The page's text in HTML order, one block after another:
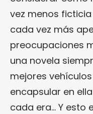
vez menos
cada vez más
preocupaciones
una novela
mejores
encapsular en
cada era… Y esto